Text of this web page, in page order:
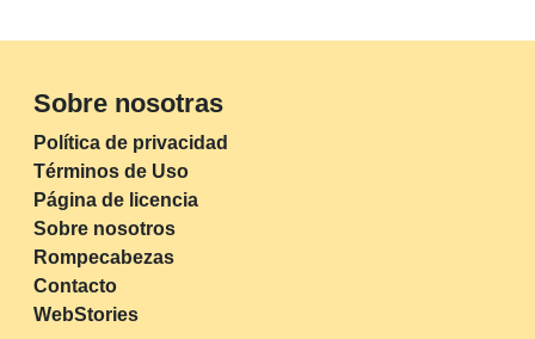
Sobre nosotras
Política de privacidad
Términos de Uso
Página de licencia
Sobre nosotros
Rompecabezas
Contacto
WebStories